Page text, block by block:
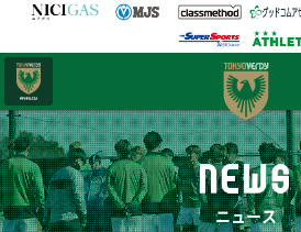
NEWS
ニュース